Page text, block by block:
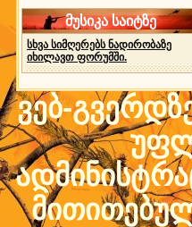
მუსიკა საიტზე
სხვა სიმღერებს ნადირობაზე
იხილავთ ფორუმში.
ვებ-